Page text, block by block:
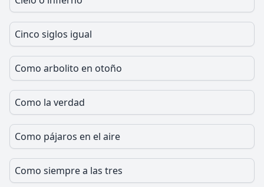
Cinco siglos igual
Como arbolito en otoño
Como la verdad
Como pájaros en el aire
Como siempre a las tres